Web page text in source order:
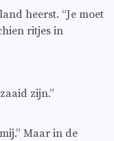
heerst. “Je moet
ritjes in
zijn.”
Maar in de